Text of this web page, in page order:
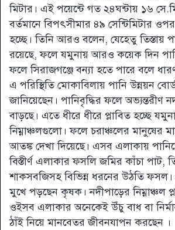
মিটার। এই পয়েন্টে গত ২৪ঘন্টায় ১৬
বর্তমানে বিপৎসীমার ৪৯ সেন্টিমিটার
হচ্ছে। তিনি আরও বলেন, যেহেতু তিস্তায়
রয়েছে, ফলে যমুনায় আরও কয়েক দিন
ফলে সিরাজগঞ্জে বন্যা হতে পারে বলে
এ পরিস্থিতি মোকাবিলায় পানি উন্নয়ন
জানিয়েছেন। পানিবৃদ্ধির ফলে অভ্যন্তরীণ
বাড়ছে। এতে ধীরে ধীরে প্লাবিত হচ্ছে
নিম্নাঞ্চলগুলো। ফলে চরাঞ্চলের মানুষের
আতঙ্ক দেখা দিয়েছে। এসব এলাকায়
বিস্তীর্ণ এলাকার ফসলি জমির কাঁচা পাট,
শাকসবজিসহ বিভিন্ন ধরনের উঠতি
মুখে পড়ছেন কৃষক। নদীপাড়ের নিম্নাঞ্চল
ওইসব এলাকার অনেকেই উঁচু বাধ বা
ঠাঁই নিয়ে মানবেতর জীবনযাপন করছেন ।